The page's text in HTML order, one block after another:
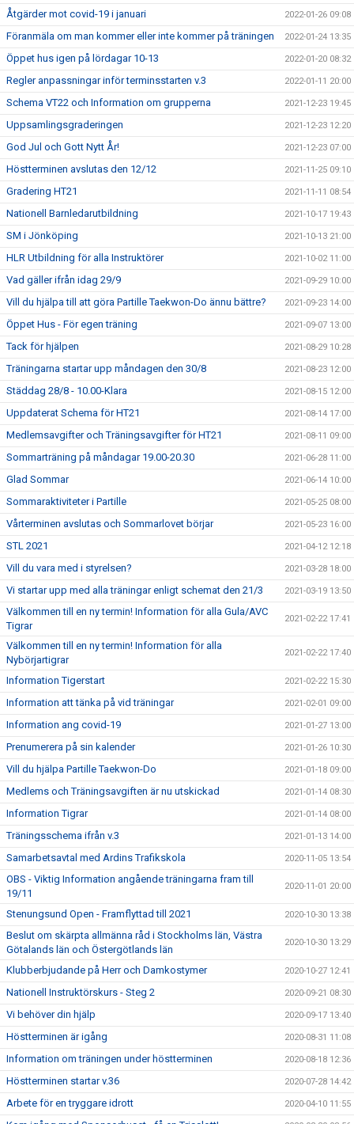
Åtgärder mot covid-19 i januari 2022-01-26 09:08
Föranmäla om man kommer eller inte kommer på träningen 2022-01-24 13:35
Öppet hus igen på lördagar 10-13 2022-01-20 08:32
Regler anpassningar inför terminsstarten v.3 2022-01-11 20:00
Schema VT22 och Information om grupperna 2021-12-23 19:45
Uppsamlingsgraderingen 2021-12-23 12:20
God Jul och Gott Nytt År! 2021-12-23 07:00
Höstterminen avslutas den 12/12 2021-11-25 09:10
Gradering HT21 2021-11-11 08:54
Nationell Barnledarutbildning 2021-10-17 19:43
SM i Jönköping 2021-10-13 21:00
HLR Utbildning för alla Instruktörer 2021-10-02 11:00
Vad gäller ifrån idag 29/9 2021-09-29 10:00
Vill du hjälpa till att göra Partille Taekwon-Do ännu bättre? 2021-09-23 14:00
Öppet Hus - För egen träning 2021-09-07 13:00
Tack för hjälpen 2021-08-29 10:28
Träningarna startar upp måndagen den 30/8 2021-08-23 12:00
Städdag 28/8 - 10.00-Klara 2021-08-15 12:00
Uppdaterat Schema för HT21 2021-08-14 17:00
Medlemsavgifter och Träningsavgifter för HT21 2021-08-11 09:00
Sommarträning på måndagar 19.00-20.30 2021-06-28 11:00
Glad Sommar 2021-06-14 10:00
Sommaraktiviteter i Partille 2021-05-25 08:00
Vårterminen avslutas och Sommarlovet börjar 2021-05-23 16:00
STL 2021 2021-04-12 12:18
Vill du vara med i styrelsen? 2021-03-28 18:00
Vi startar upp med alla träningar enligt schemat den 21/3 2021-03-19 13:50
Välkommen till en ny termin! Information för alla Gula/AVC
Tigrar
2021-02-22 17:41
Välkommen till en ny termin! Information för alla
Nybörjartigrar
2021-02-22 17:40
Information Tigerstart 2021-02-22 15:30
Information att tänka på vid träningar 2021-02-01 09:00
Information ang covid-19 2021-01-27 13:00
Prenumerera på sin kalender 2021-01-26 10:30
Vill du hjälpa Partille Taekwon-Do 2021-01-18 09:00
Medlems och Träningsavgiften är nu utskickad 2021-01-14 08:30
Information Tigrar 2021-01-14 08:00
Träningsschema ifrån v.3 2021-01-13 14:00
Samarbetsavtal med Ardins Trafikskola 2020-11-05 13:54
OBS - Viktig Information angående träningarna fram till
19/11
2020-11-01 20:00
Stenungsund Open - Framflyttad till 2021 2020-10-30 13:38
Beslut om skärpta allmänna råd i Stockholms län, Västra
Götalands län och Östergötlands län
2020-10-30 13:29
Klubberbjudande på Herr och Damkostymer 2020-10-27 12:41
Nationell Instruktörskurs - Steg 2 2020-09-21 08:30
Vi behöver din hjälp 2020-09-17 13:40
Höstterminen är igång 2020-08-31 11:08
Information om träningen under höstterminen 2020-08-18 12:36
Höstterminen startar v.36 2020-07-28 14:42
Arbete för en tryggare idrott 2020-04-10 11:55